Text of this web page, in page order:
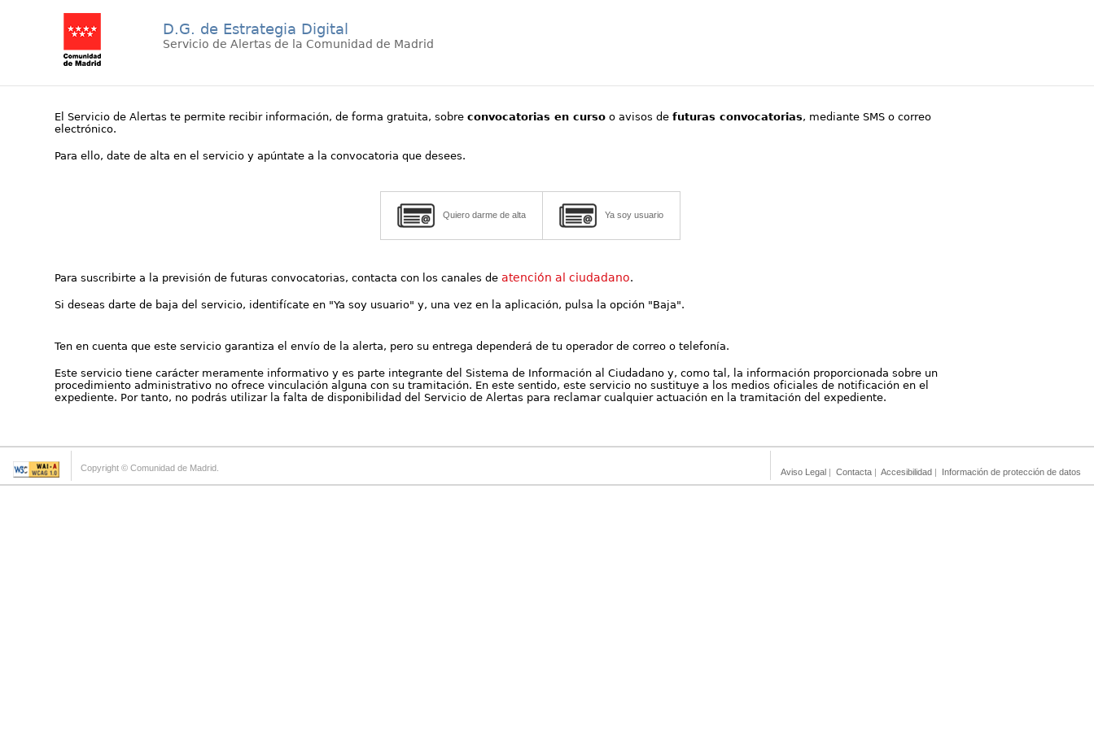
D.G. de Estrategia Digital
Servicio de Alertas de la Comunidad de Madrid
El Servicio de Alertas te permite recibir información, de forma gratuita, sobreconvocatorias en curso o avisos defuturas convocatorias, mediante SMS o correo
electrónico.
Para ello, date de alta en el servicio y apúntate a la convocatoria que desees.
Quiero darme de alta Ya soy usuario
Para suscribirte a la previsión de futuras convocatorias, contacta con los canales deatención al ciudadano.
Si deseas darte de baja del servicio, identifícate en "Ya soy usuario" y, una vez en la aplicación, pulsa la opción "Baja".
Ten en cuenta que este servicio garantiza el envío de la alerta, pero su entrega dependerá de tu operador de correo o telefonía.
Este servicio tiene carácter meramente informativo y es parte integrante del Sistema de Información al Ciudadano y, como tal, la información proporcionada sobre un
procedimiento administrativo no ofrece vinculación alguna con su tramitación. En este sentido, este servicio no sustituye a los medios oficiales de notificación en el
expediente. Por tanto, no podrás utilizar la falta de disponibilidad del Servicio de Alertas para reclamar cualquier actuación en la tramitación del expediente.
Copyright © Comunidad de Madrid. Aviso Legal | Contacta | Accesibilidad | Información de protección de datos